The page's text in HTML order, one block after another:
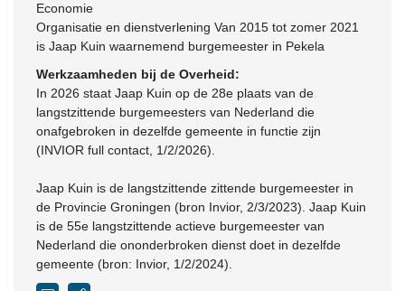
Economie
Organisatie en dienstverlening Van 2015 tot zomer 2021
is Jaap Kuin waarnemend burgemeester in Pekela
Werkzaamheden bij de Overheid:
In 2026 staat Jaap Kuin op de 28e plaats van de
langstzittende burgemeesters van Nederland die
onafgebroken in dezelfde gemeente in functie zijn
(INVIOR full contact, 1/2/2026).
Jaap Kuin is de langstzittende zittende burgemeester in
de Provincie Groningen (bron Invior, 2/3/2023). Jaap Kuin
is de 55e langstzittende actieve burgemeester van
Nederland die ononderbroken dienst doet in dezelfde
gemeente (bron: Invior, 1/2/2024).